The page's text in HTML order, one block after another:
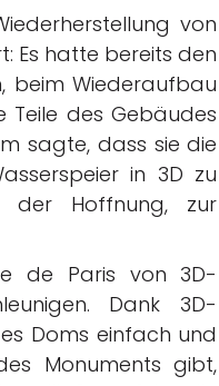
von
Es hatte bereits den
beim Wiederaufbau
des Gebäudes
sagte, dass sie die
in 3D zu
der Hoffnung, zur
de Paris von 3D-
Dank 3D-
Doms einfach und
Monuments gibt,